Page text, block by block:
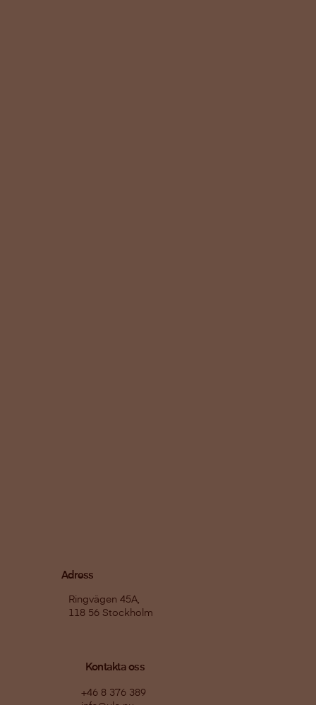
Adress
Kontakta oss
Ringvägen 45A,
118 56 Stockholm
+46 8 376 389